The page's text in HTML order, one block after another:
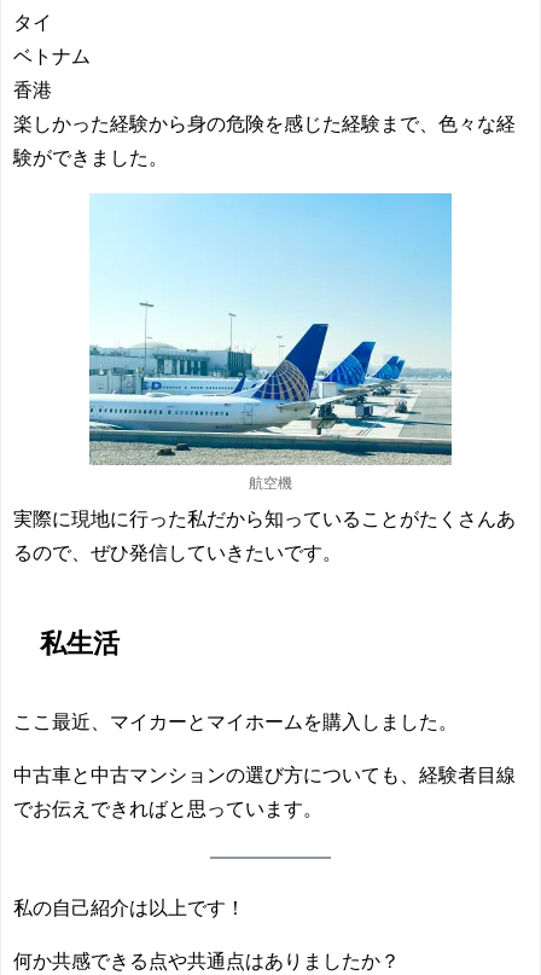
タイ
ベトナム
香港
楽しかった経験から身の危険を感じた経験まで、色々な経
験ができました。
航空機
実際に現地に行った私だから知っていることがたくさんあ
るので、ぜひ発信していきたいです。
私生活
ここ最近、マイカーとマイホームを購入しました。
中古車と中古マンションの選び方についても、経験者目線
でお伝えできればと思っています。
私の自己紹介は以上です！
何か共感できる点や共通点はありましたか？